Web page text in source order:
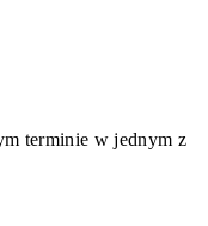
terminie w jednym z